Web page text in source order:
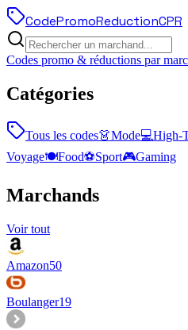
CodePromoReductionCPR
Codes promo & réductions par
Catégories
Tous les codes👗Mode💻High-
Voyage🍽️Food⚽Sport🎮Gaming
Marchands
Voir tout
Amazon50
Boulanger19